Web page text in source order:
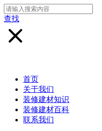
查找
首页
关于我们
装修建材知识
装修建材百科
联系我们